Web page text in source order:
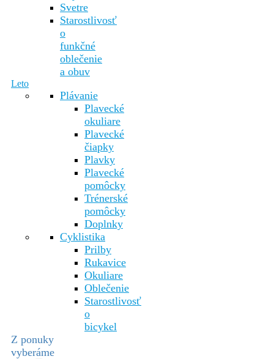
Svetre
Starostlivosť
o
funkčné
oblečenie
a obuv
Leto
Plávanie
Plavecké
okuliare
Plavecké
čiapky
Plavky
Plavecké
pomôcky
Trénerské
pomôcky
Doplnky
Cyklistika
Prilby
Rukavice
Okuliare
Oblečenie
Starostlivosť
o
bicykel
Z ponuky
vyberáme